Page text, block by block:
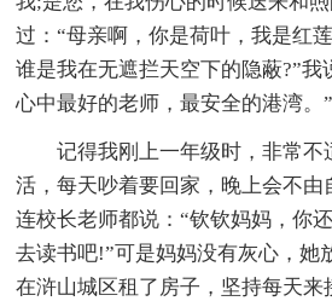
过：“母亲啊，你是荷叶，我是红
谁是我在无遮拦天空下的隐蔽?”我
心中最好的老师，最安全的港湾。”
记得我刚上一年级时，非常不
活，每天吵着要回家，晚上会不由
连校长老师都说：“钦钦妈妈，你
去读书吧!”可是妈妈没有灰心，她
在浒山城区租了房子，坚持每天来